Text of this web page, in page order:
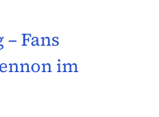
– Fans
im